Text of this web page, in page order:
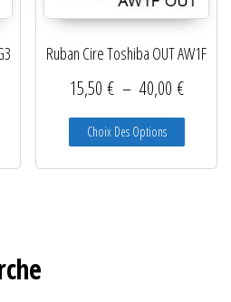
2D
2D
de prix : 52,00 € à 201,00 €
produit a plusieurs variations. Les options
Ruban Cire Toshiba OUT AW1F
15,50 € – 40,00 €Plage
Choix Des Options Ce